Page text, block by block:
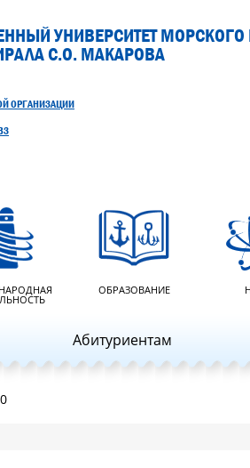
УНИВЕРСИТЕТ
С.О. МАКАРОВА
ОРГАНИЗАЦИИ
ОБРАЗОВАНИЕ
Абитуриентам